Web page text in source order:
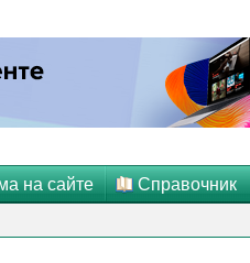
на сайте Справочник